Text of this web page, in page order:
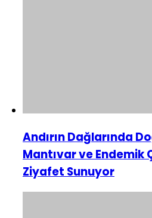
Andırın Dağlarında
Mantıvar ve Endemik
Ziyafet Sunuyor